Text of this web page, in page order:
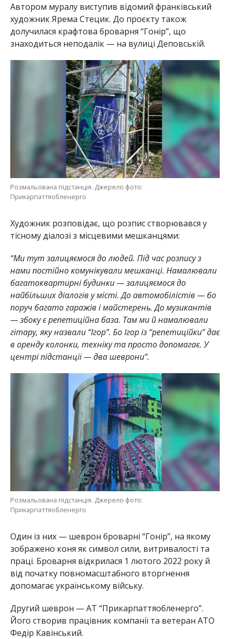
Автором муралу виступив відомий франківський
художник Ярема Стецик. До проєкту також
долучилася крафтова броварня “Гонір”, що
знаходиться неподалік — на вулиці Деповській.
Розмальована підстанція. Джерело фото:
Прикарпаттяобленерго
Художник розповідає, що розпис створювався у
тісному діалозі з місцевими мешканцями:
“Ми тут залицяємося до людей. Під час розпису з
нами постійно комунікували мешканці. Намалювали
багатоквартирні будинки — залицяємося до
найбільших діалогів у місті. До автомобілістів — бо
поруч багато гаражів і майстерень. До музикантів
— збоку є репетиційна база. Там ми й намалювали
гітару, яку назвали “Ігор”. Бо Ігор із “репетиційки” дає
в оренду колонки, техніку та просто допомагає. У
центрі підстанції — два шеврони”.
Розмальована підстанція. Джерело фото:
Прикарпаттяобленерго
Один із них — шеврон броварні “Гонір”, на якому
зображено коня як символ сили, витривалості та
праці. Броварня відкрилася 1 лютого 2022 року й
від початку повномасштабного вторгнення
допомагає українському війську.
Другий шеврон — АТ “Прикарпаттяобленерго”.
Його створив працівник компанії та ветеран АТО
Федір Кавінський.